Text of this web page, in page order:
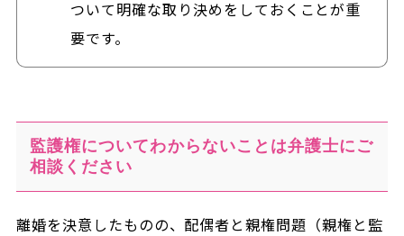
ついて明確な取り決めをしておくことが重
要です。
監護権についてわからないことは弁護士にご
相談ください
離婚を決意したものの、配偶者と親権問題（親権と監